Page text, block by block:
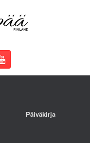
Päiväkirja